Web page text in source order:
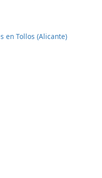
en Tollos (Alicante)